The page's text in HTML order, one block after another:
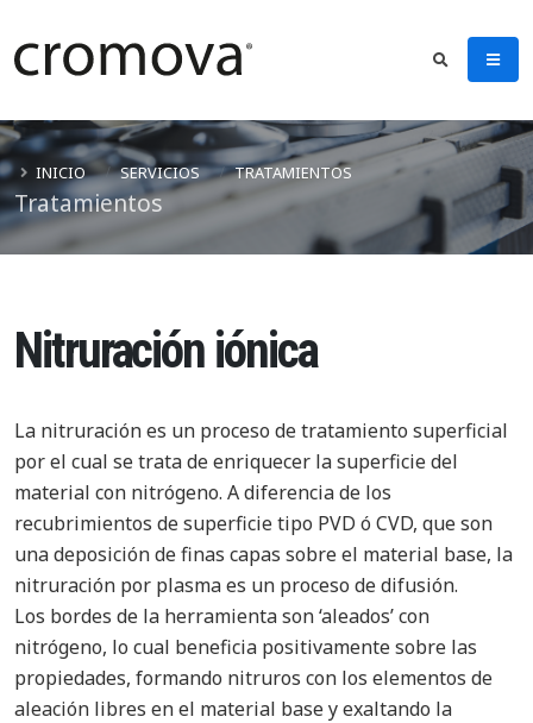
Tratamientos
INICIO SERVICIOS TRATAMIENTOS
Nitruración iónica
La nitruración es un proceso de tratamiento superficial
por el cual se trata de enriquecer la superficie del
material con nitrógeno. A diferencia de los
recubrimientos de superficie tipo PVD ó CVD, que son
una deposición de finas capas sobre el material base, la
nitruración por plasma es un proceso de difusión.
Los bordes de la herramienta son ‘aleados’ con
nitrógeno, lo cual beneficia positivamente sobre las
propiedades, formando nitruros con los elementos de
aleación libres en el material base y exaltando la